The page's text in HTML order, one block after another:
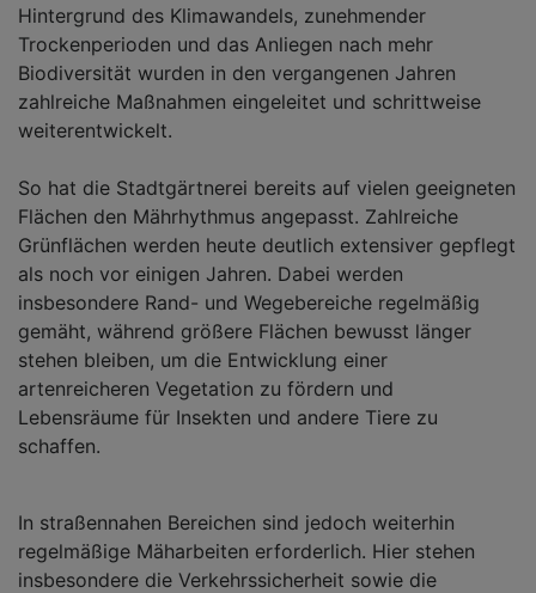
Hintergrund des Klimawandels, zunehmender
Trockenperioden und das Anliegen nach mehr
Biodiversität wurden in den vergangenen Jahren
zahlreiche Maßnahmen eingeleitet und schrittweise
weiterentwickelt.
So hat die Stadtgärtnerei bereits auf vielen geeigneten
Flächen den Mährhythmus angepasst. Zahlreiche
Grünflächen werden heute deutlich extensiver gepflegt
als noch vor einigen Jahren. Dabei werden
insbesondere Rand- und Wegebereiche regelmäßig
gemäht, während größere Flächen bewusst länger
stehen bleiben, um die Entwicklung einer
artenreicheren Vegetation zu fördern und
Lebensräume für Insekten und andere Tiere zu
schaffen.
In straßennahen Bereichen sind jedoch weiterhin
regelmäßige Mäharbeiten erforderlich. Hier stehen
insbesondere die Verkehrssicherheit sowie die